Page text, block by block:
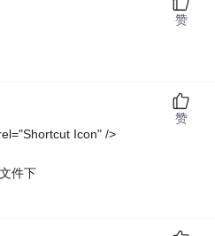
赞
Icon" />
件下
赞